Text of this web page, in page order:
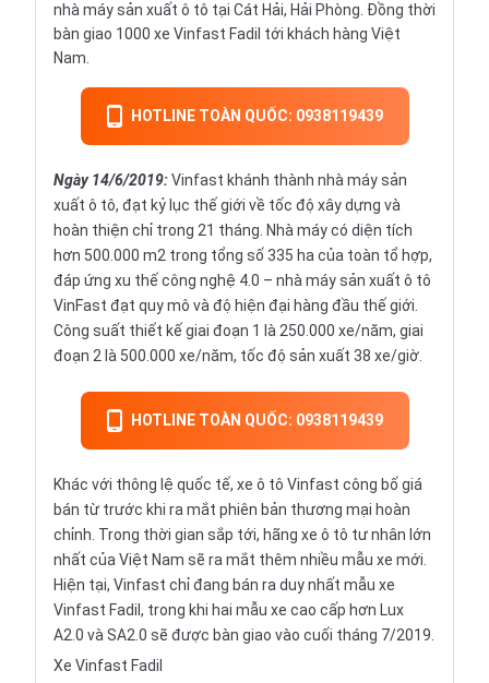
nhà máy sản xuất ô tô tại Cát Hải, Hải Phòng. Đồng thời
bàn giao 1000 xe Vinfast Fadil tới khách hàng Việt
Nam.
HOTLINE TOÀN QUỐC: 0938119439
Ngày 14/6/2019:Vinfast khánh thành nhà máy sản
xuất ô tô, đạt kỷ lục thế giới về tốc độ xây dựng và
hoàn thiện chỉ trong 21 tháng. Nhà máy có diện tích
hơn 500.000 m2 trong tổng số 335 ha của toàn tổ hợp,
đáp ứng xu thế công nghệ 4.0 – nhà máy sản xuất ô tô
VinFast đạt quy mô và độ hiện đại hàng đầu thế giới.
Công suất thiết kế giai đoạn 1 là 250.000 xe/năm, giai
đoạn 2 là 500.000 xe/năm, tốc độ sản xuất 38 xe/giờ.
HOTLINE TOÀN QUỐC: 0938119439
Khác với thông lệ quốc tế, xe ô tô Vinfast công bố giá
bán từ trước khi ra mắt phiên bản thương mại hoàn
chỉnh. Trong thời gian sắp tới, hãng xe ô tô tư nhân lớn
nhất của Việt Nam sẽ ra mắt thêm nhiều mẫu xe mới.
Hiện tại, Vinfast chỉ đang bán ra duy nhất mẫu xe
Vinfast Fadil, trong khi hai mẫu xe cao cấp hơn Lux
A2.0 và SA2.0 sẽ được bàn giao vào cuối tháng 7/2019.
Xe Vinfast Fadil